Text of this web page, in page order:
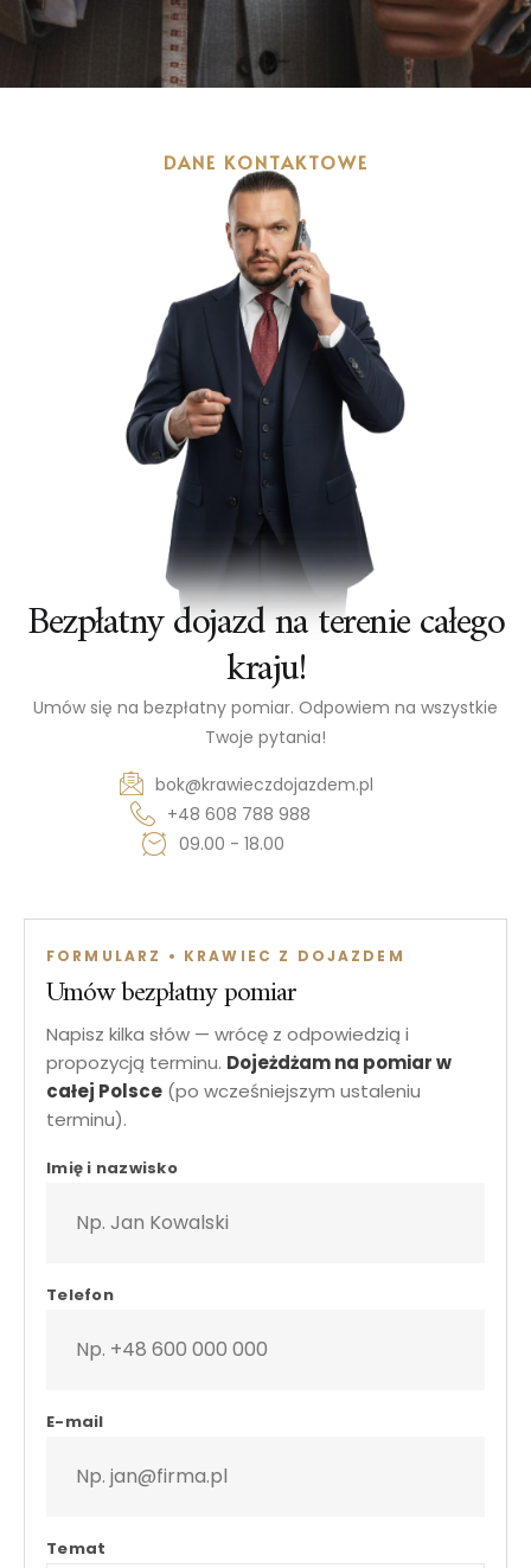
FORMULARZ • KRAWIEC Z DOJAZDEM
Umów bezpłatny pomiar
Napisz kilka słów — wrócę z odpowiedzią i
propozycją terminu. Dojeżdżam na pomiar w
całej Polsce (po wcześniejszym ustaleniu
terminu).
Imię i nazwisko
Telefon
E-mail
Temat
DANE KONTAKTOWE
Bezpłatny dojazd na terenie całego
kraju!
Umów się na bezpłatny pomiar. Odpowiem na wszystkie
Twoje pytania!
bok@krawieczdojazdem.pl
+48 608 788 988
09.00 - 18.00